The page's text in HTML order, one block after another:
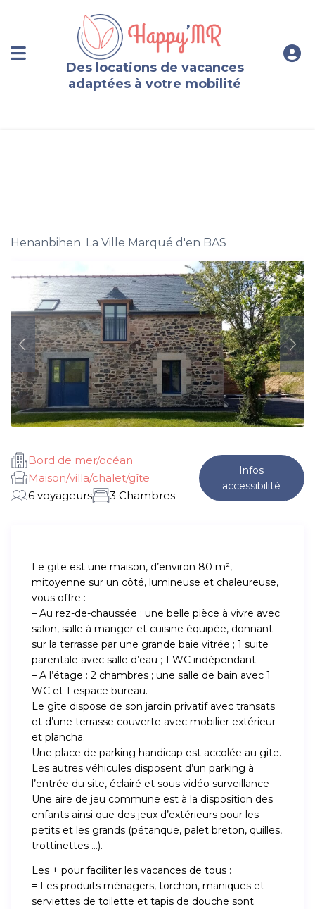
Des locations de vacances
adaptées à votre mobilité
Henanbihen La Ville Marqué d'en BAS
Bord de mer/océan
Maison/villa/chalet/gîte
6 voyageurs
3 Chambres
Infos
accessibilité
Le gite est une maison, d’environ 80 m²,
mitoyenne sur un côté, lumineuse et chaleureuse,
vous offre :
– Au rez-de-chaussée : une belle pièce à vivre avec
salon, salle à manger et cuisine équipée, donnant
sur la terrasse par une grande baie vitrée ; 1 suite
parentale avec salle d’eau ; 1 WC indépendant.
– A l’étage : 2 chambres ; une salle de bain avec 1
WC et 1 espace bureau.
Le gîte dispose de son jardin privatif avec transats
et d’une terrasse couverte avec mobilier extérieur
et plancha.
Une place de parking handicap est accolée au gite.
Les autres véhicules disposent d’un parking à
l’entrée du site, éclairé et sous vidéo surveillance
Une aire de jeu commune est à la disposition des
enfants ainsi que des jeux d’extérieurs pour les
petits et les grands (pétanque, palet breton, quilles,
trottinettes …).
Les + pour faciliter les vacances de tous :
= Les produits ménagers, torchon, maniques et
serviettes de toilette et tapis de douche sont